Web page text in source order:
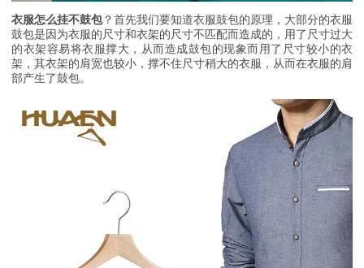
衣服怎么挂不鼓包？首先我们要知道衣服鼓包的原理，大部分的衣服
鼓包是因为衣服的尺寸和衣架的尺寸不匹配而造成的，用了尺寸过大
的衣架容易将衣服撑大，从而造成鼓包的现象而用了尺寸较小的衣
架，其衣架的肩宽也较小，撑不住尺寸稍大的衣服，从而在衣服的肩
部产生了鼓包。